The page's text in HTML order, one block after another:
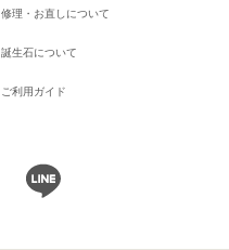
修理・お直しについて
誕生石について
ご利用ガイド